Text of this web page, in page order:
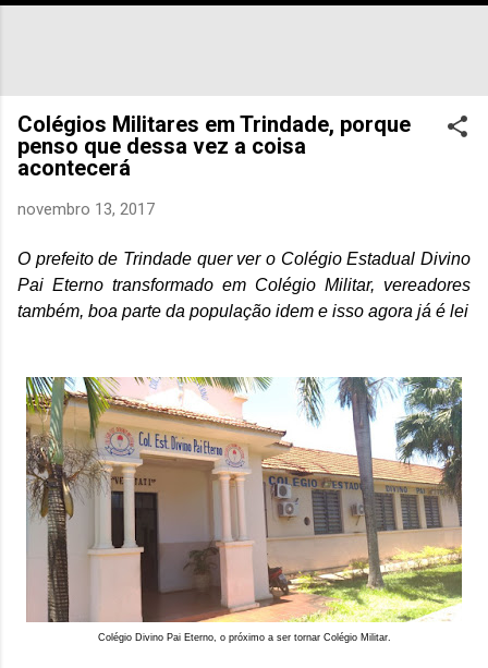
Colégios Militares em Trindade, porque
penso que dessa vez a coisa
acontecerá
novembro 13, 2017
O prefeito de Trindade quer ver o Colégio Estadual Divino
Pai Eterno transformado em Colégio Militar, vereadores
também, boa parte da população idem e isso agora já é lei
Colégio Divino Pai Eterno, o próximo a ser tornar Colégio Militar.